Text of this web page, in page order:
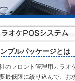
プルパッケージとは
のフロント管理用カラ
最低限に絞り込んで、お